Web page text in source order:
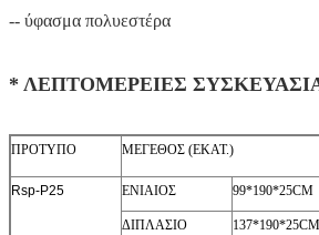
-- ύφασμα πολυεστέρα
* ΛΕΠΤΟΜΕΡΕΙΕΣ
ΠΡΟΤΥΠΟ ΜΕΓΕΘΟΣ (ΕΚΑΤ.)
Rsp-P25
ΕΝΙΑΙΟΣ 99*190*25CM
ΔΙΠΛΑΣΙΟ 137*190*25CM